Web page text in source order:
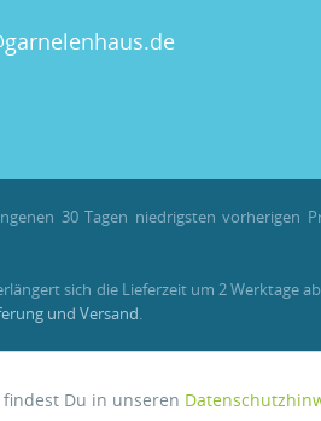
30 Tagen niedrigsten vorherigen
sich die Lieferzeit um 2 Werktage
und Versand.
Du in unseren